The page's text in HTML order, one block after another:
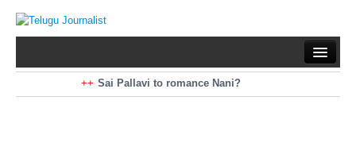
Sai Pallavi to romance Nani?
Kiara Advani to romance Pawan Kalyan